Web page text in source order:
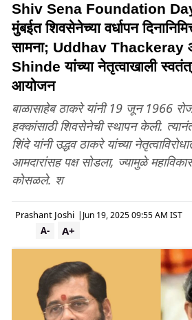
Shiv Sena Foundation
मुंबईत शिवसेनेच्या वर्धापन
सामना; Uddhav Thackeray
Shinde यांच्या नेतृत्वाखाली
आयोजन
बाळासाहेब ठाकरे यांनी 19 जून 1966
हक्कांसाठी शिवसेनेची स्थापन केली.
शिंदे यांनी उद्धव ठाकरे यांच्या
आमदारांसह पक्ष सोडला, ज्यामुळे
कोसळले. श
Prashant Joshi | Jun 19, 2025 09:55 AM IST
A+
A-